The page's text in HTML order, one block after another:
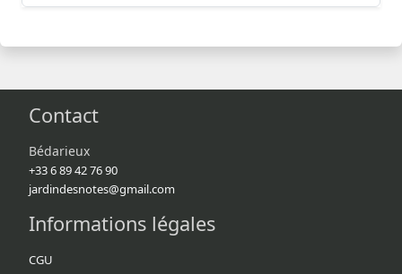
Contact
Bédarieux
+33 6 89 42 76 90
jardindesnotes@gmail.com
Informations légales
CGU